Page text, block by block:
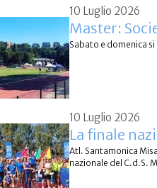
10 Luglio 2026
Master:
Sabato e domenica
10 Luglio 2026
La finale
Atl. Santamonica
nazionale del C.d.S.